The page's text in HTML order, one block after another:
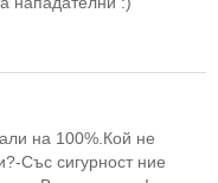
на 100%.Кой не
Със сигурност ние